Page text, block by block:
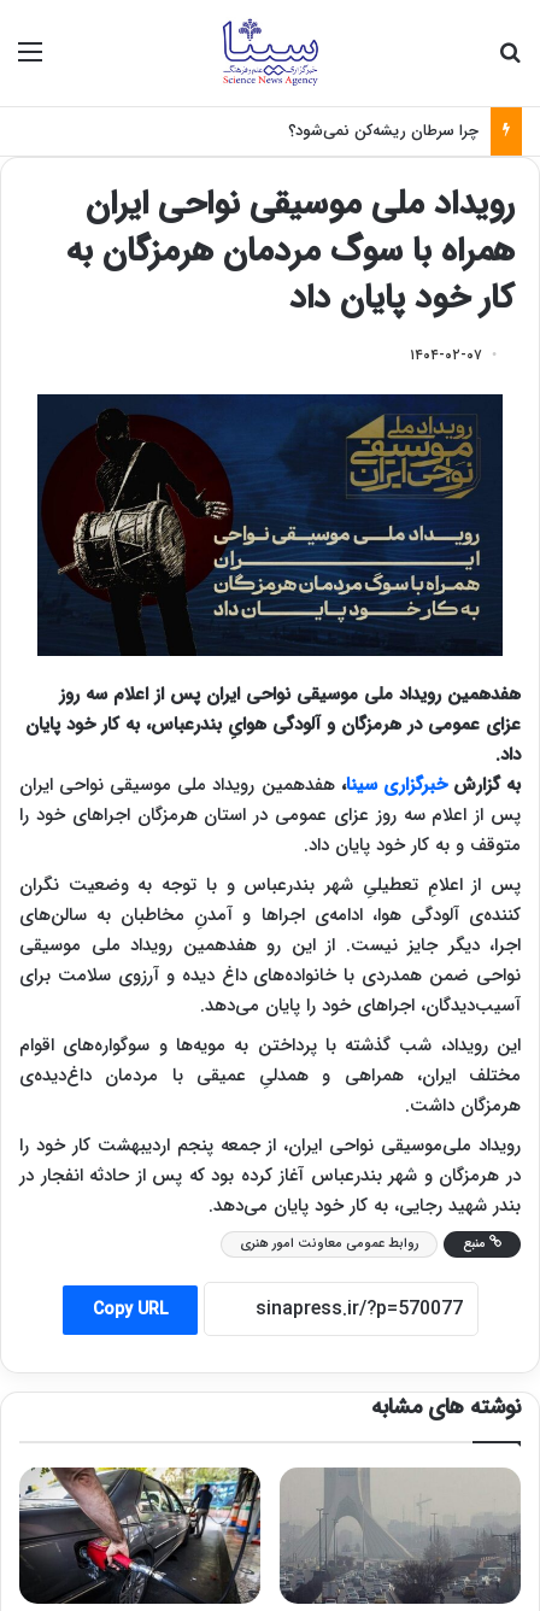
چرا سرطان ریشه‌کن نمی‌شود؟
رویداد ملی موسیقی نواحی ایران
همراه با سوگ مردمان هرمزگان به
کار خود پایان داد
۱۴۰۴-۰۲-۰۷
هفدهمین رویداد ملی موسیقی نواحی ایران پس از اعلام سه روز
عزای عمومی در هرمزگان و آلودگی هوایِ بندرعباس، به کار خود پایان
داد.
به گزارشخبرگزاری سینا،هفدهمین رویداد ملی موسیقی نواحی ایران
پس از اعلام سه روز عزای عمومی در استان هرمزگان اجراهای خود را
متوقف و به کار خود پایان داد.
پس از اعلامِ تعطیلیِ شهر بندرعباس و با توجه به وضعیت نگران
کننده‌ی آلودگی هوا، ادامه‌ی اجراها و آمدنِ مخاطبان به سالن‌های
اجرا، دیگر جایز نیست. از این رو هفدهمین رویداد ملی موسیقی
نواحی ضمن همدردی با خانواده‌های داغ دیده و آرزوی سلامت برای
آسیب‌دیدگان، اجراهای خود را پایان می‌دهد.
این رویداد، شب گذشته با پرداختن به مویه‌ها و سوگواره‌های اقوام
مختلف ایران، همراهی و همدلیِ عمیقی با مردمان داغ‌دیده‌ی
هرمزگان داشت.
رویداد ملی‌موسیقی نواحی ایران، از جمعه پنجم اردیبهشت کار خود را
در هرمزگان و شهر بندرعباس آغاز کرده بود که پس از حادثه انفجار در
بندر شهید رجایی، به کار خود پایان می‌دهد.
منبع روابط عمومی معاونت امور هنری
Copy URL
نوشته های مشابه